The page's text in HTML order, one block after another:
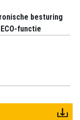
besturing
functie